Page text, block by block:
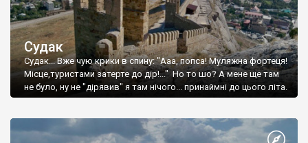
Судак
Судак... Вже чую крики в спину: "Ааа, попса! Муляжна фортеця!
Місце,туристами затерте до дір!..." Но то шо? А мене ще там
не було, ну не "дірявив" я там нічого... принаймні до цього літа.